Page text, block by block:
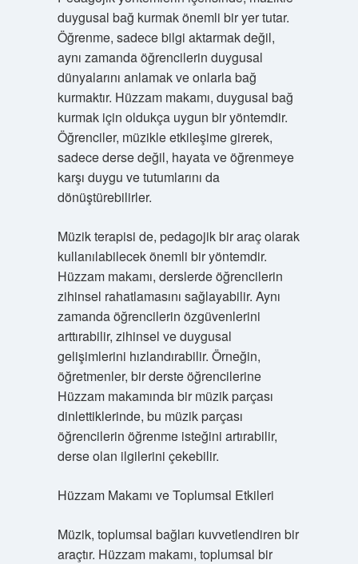
duygusal bağ kurmak önemli bir yer tutar.
Öğrenme, sadece bilgi aktarmak değil,
aynı zamanda öğrencilerin duygusal
dünyalarını anlamak ve onlarla bağ
kurmaktır. Hüzzam makamı, duygusal bağ
kurmak için oldukça uygun bir yöntemdir.
Öğrenciler, müzikle etkileşime girerek,
sadece derse değil, hayata ve öğrenmeye
karşı duygu ve tutumlarını da
dönüştürebilirler.
Müzik terapisi de, pedagojik bir araç olarak
kullanılabilecek önemli bir yöntemdir.
Hüzzam makamı, derslerde öğrencilerin
zihinsel rahatlamasını sağlayabilir. Aynı
zamanda öğrencilerin özgüvenlerini
arttırabilir, zihinsel ve duygusal
gelişimlerini hızlandırabilir. Örneğin,
öğretmenler, bir derste öğrencilerine
Hüzzam makamında bir müzik parçası
dinlettiklerinde, bu müzik parçası
öğrencilerin öğrenme isteğini artırabilir,
derse olan ilgilerini çekebilir.
Hüzzam Makamı ve Toplumsal Etkileri
Müzik, toplumsal bağları kuvvetlendiren bir
araçtır. Hüzzam makamı, toplumsal bir